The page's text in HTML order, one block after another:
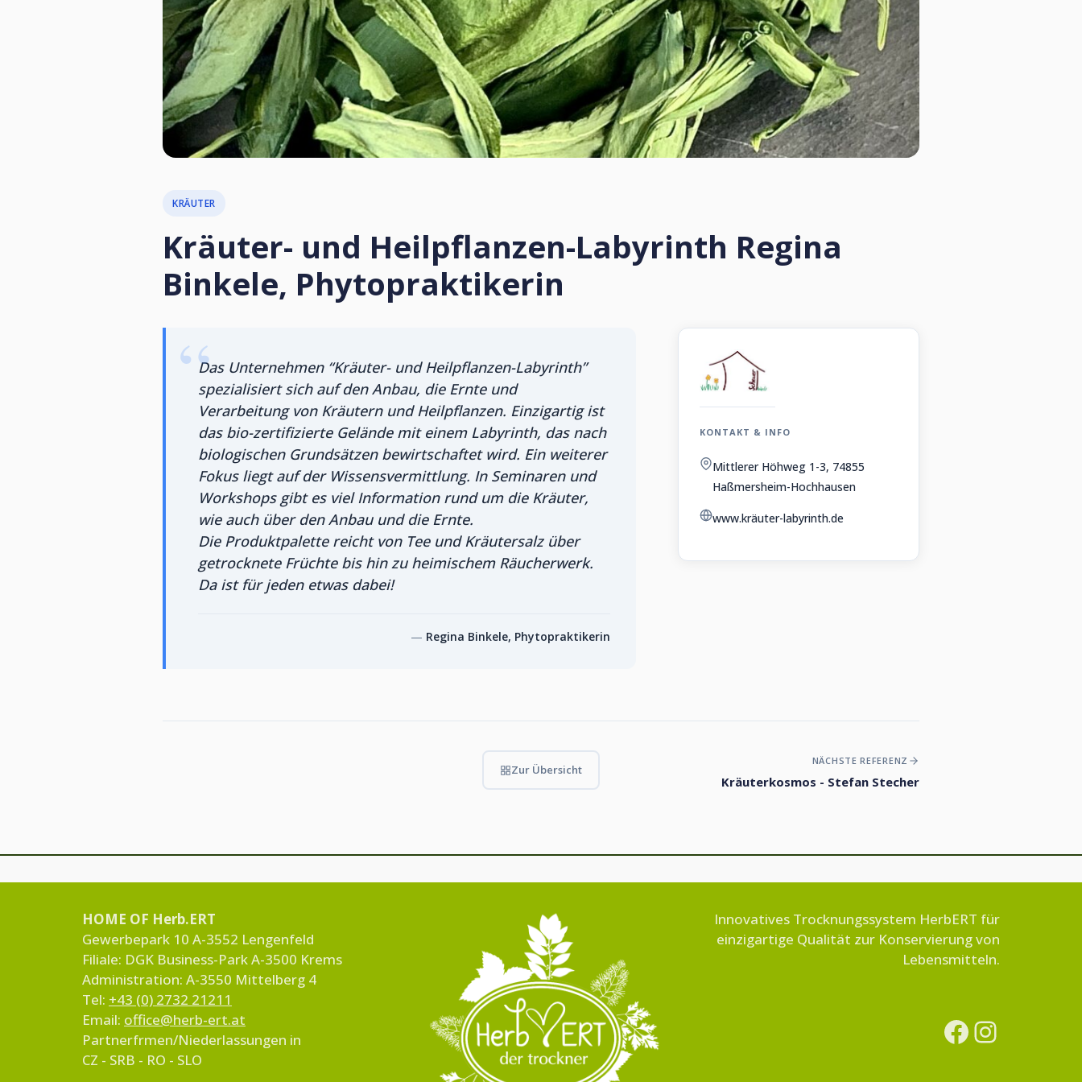
KRÄUTER
Kräuter- und Heilpflanzen-Labyrinth Regina
Binkele, Phytopraktikerin
Das Unternehmen “Kräuter- und Heilpflanzen-Labyrinth”
spezialisiert sich auf den Anbau, die Ernte und
Verarbeitung von Kräutern und Heilpflanzen. Einzigartig ist
das bio-zertifizierte Gelände mit einem Labyrinth, das nach
biologischen Grundsätzen bewirtschaftet wird. Ein weiterer
Fokus liegt auf der Wissensvermittlung. In Seminaren und
Workshops gibt es viel Information rund um die Kräuter,
wie auch über den Anbau und die Ernte.
Die Produktpalette reicht von Tee und Kräutersalz über
getrocknete Früchte bis hin zu heimischem Räucherwerk.
Da ist für jeden etwas dabei!
Regina Binkele, Phytopraktikerin
KONTAKT & INFO
Mittlerer Höhweg 1-3, 74855
Haßmersheim-Hochhausen
www.kräuter-labyrinth.de
Zur Übersicht
NÄCHSTE REFERENZ
Kräuterkosmos - Stefan Stecher
HOME OF Herb.ERT
Gewerbepark 10 A-3552 Lengenfeld
Filiale: DGK Business-Park A-3500 Krems
Administration: A-3550 Mittelberg 4
Tel: +43 (0) 2732 21211
Email: office@herb-ert.at
Partnerfrmen/Niederlassungen in
CZ - SRB - RO - SLO
Innovatives Trocknungssystem HerbERT für
einzigartige Qualität zur Konservierung von
Lebensmitteln.